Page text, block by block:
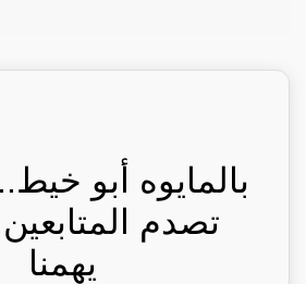
بالمايوه أبو
تصدم
يهمنا